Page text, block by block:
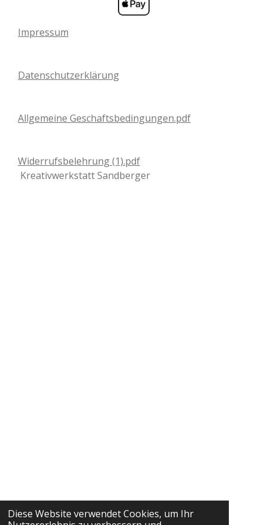
Diese Website verwendet Cookies, um Ihr
Impressum
Datenschutzerklärung
Allgemeine Geschaftsbedingungen.pdf
Widerrufsbelehrung (1).pdf
Kreativwerkstatt Sandberger